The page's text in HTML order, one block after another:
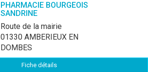
PHARMACIE BOURGEOIS
SANDRINE
route de la mairie
01330 AMBERIEUX EN
DOMBES
Fiche détails